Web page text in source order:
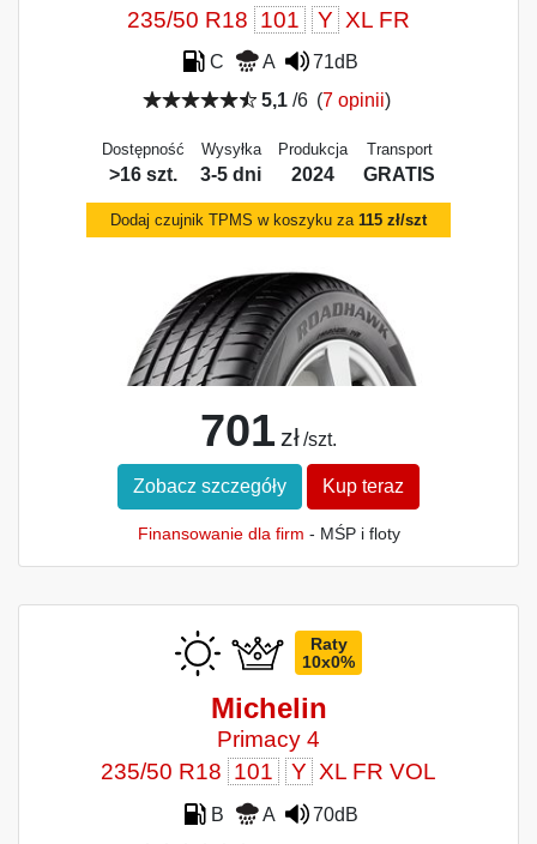
235/50 R18 101 Y XL FR
C A
71dB
5,1 /6 (7 opinii)
Dostępność
>16 szt.
Wysyłka
3-5 dni
Produkcja
2024
Transport
GRATIS
Dodaj czujnik TPMS w koszyku za 115 zł/szt
701 zł /szt.
Zobacz szczegóły Kup teraz
Finansowanie dla firm - MŚP i floty
Raty
10x0%
Michelin
Primacy 4
235/50 R18 101 Y XL FR VOL
B A
70dB